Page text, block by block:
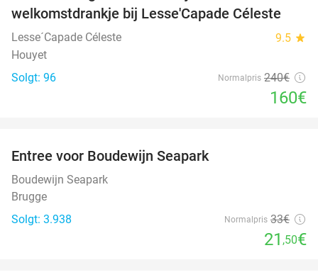
welkomstdrankje bij Lesse'Capade Céleste
Lesse´Capade Céleste 9.5 star
Houyet
Solgt: 96
Normalpris 240€
160€
Entree voor Boudewijn Seapark
Boudewijn Seapark
Brugge
Solgt: 3.938
Normalpris 33€
21 ,50€